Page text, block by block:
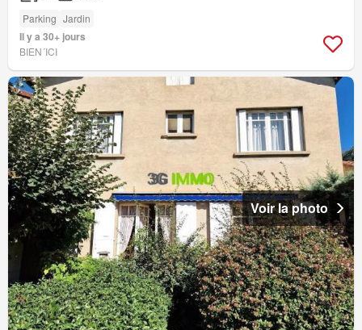
Parking Jardin
Il y a 30+ jours
BIEN´ICI
Voir la photo